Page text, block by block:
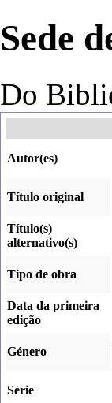
Sede
Do
Autor(es)
Título original
Título(s)
alternativo(s)
Tipo de obra
Data da primeira
edição
Género
Série